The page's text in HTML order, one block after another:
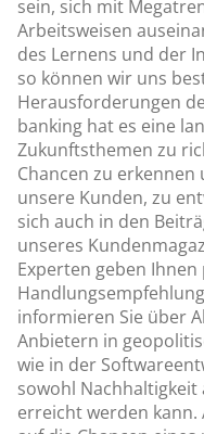
sein, sich mit
Arbeitsweisen
des Lernens und der
so können wir uns
Herausforderungen
banking hat es eine
Zukunftsthemen zu
Chancen zu erkennen
unsere Kunden, zu
sich auch in den
unseres
Experten geben
informieren Sie über
Anbietern in
wie in der
sowohl
erreicht werden